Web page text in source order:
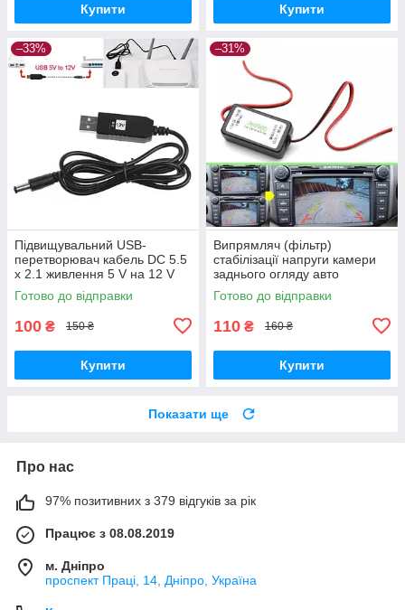
Купити Купити
–33%
Підвищувальний USB-
перетворювач кабель DC 5.5
х 2.1 живлення 5 V на 12 V
Готово до відправки
100 ₴ 150 ₴
Купити
–31%
Випрямляч (фільтр)
стабілізації напруги камери
заднього огляду авто
Готово до відправки
110 ₴ 160 ₴
Купити
Показати ще
Про нас
97% позитивних з 379 відгуків за рік
Працює з 08.08.2019
м. Дніпро
проспект Праці, 14, Дніпро, Україна